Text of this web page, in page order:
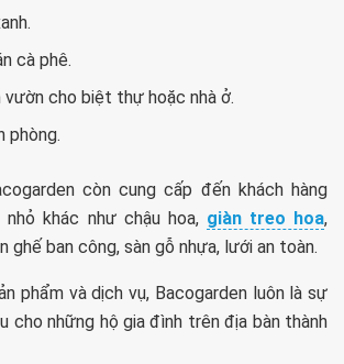
cà phê.
vườn cho biệt thự hoặc nhà ở.
phòng.
còn cung cấp đến khách hàng
nhỏ khác như chậu hoa, giàn treo hoa,
ghế ban công, sàn gỗ nhựa, lưới an toàn.
phẩm và dịch vụ, Bacogarden luôn là sự
cho những hộ gia đình trên địa bàn thành